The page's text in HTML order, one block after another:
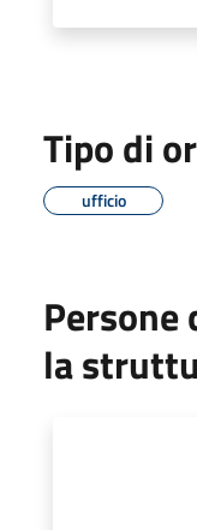
Tipo di
ufficio
Persone
la